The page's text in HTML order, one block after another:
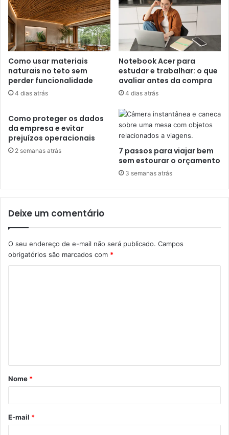
Como usar materiais
naturais no teto sem
perder funcionalidade
4 dias atrás
Notebook Acer para
estudar e trabalhar: o que
avaliar antes da compra
4 dias atrás
Como proteger os dados
da empresa e evitar
prejuízos operacionais
2 semanas atrás
7 passos para viajar bem
sem estourar o orçamento
3 semanas atrás
Deixe um comentário
O seu endereço de e-mail não será publicado. Campos
obrigatórios são marcados com *
á
r
*
Nome *
E-mail *